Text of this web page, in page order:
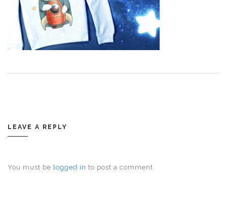
LEAVE A REPLY
You must be logged in to post a comment.